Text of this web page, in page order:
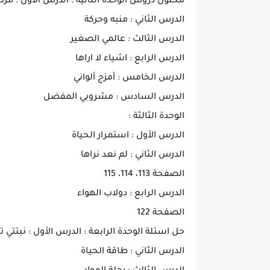
الدرس الثاني : منبه وحركة
الدرس الثالث : عالمي الصغير
الدرس الرابع : اشياء لا اراها
الدرس الخامس : أمزج ألواني
الدرس السادس : مشروبي المفضل
الوحدة الثالثة :
الدرس الأول : استمرار الحياة
الدرس الثاني : لم نعد نراها
الصفحة 113، 114، 115
الدرس الرابع : دولاب الهواء
الصفحة 122
حل اسئلة الوحدة الرابعة : الدرس الأول : نبتتي
الدرس الثاني : طاقة الحياة